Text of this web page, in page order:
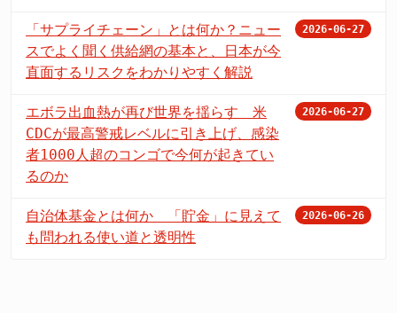
「サプライチェーン」とは何か？ニュー
スでよく聞く供給網の基本と、日本が今
直面するリスクをわかりやすく解説
2026-06-27
エボラ出血熱が再び世界を揺らす 米
CDCが最高警戒レベルに引き上げ、感染
者1000人超のコンゴで今何が起きてい
るのか
2026-06-27
自治体基金とは何か 「貯金」に見えて
も問われる使い道と透明性
2026-06-26